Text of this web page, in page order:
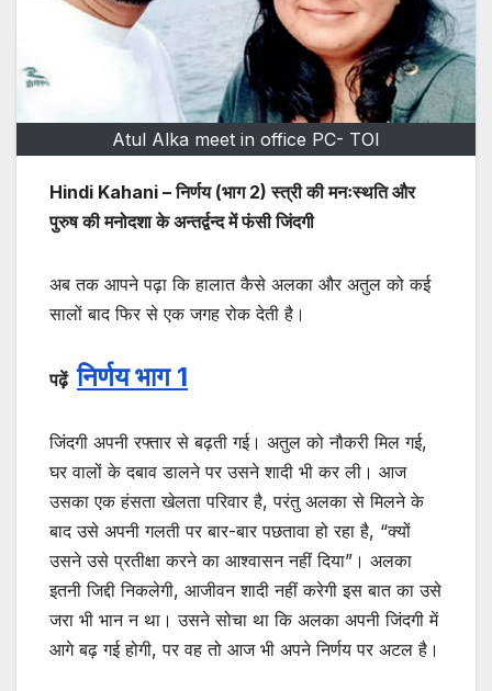
Atul Alka meet in office PC- TOI
Hindi Kahani – निर्णय (भाग 2) स्त्री की मनःस्थति और
पुरुष की मनोदशा के अन्तर्द्वन्द में फंसी जिंदगी
अब तक आपने पढ़ा कि हालात कैसे अलका और अतुल को कई
सालों बाद फिर से एक जगह रोक देती है।
पढ़ेंनिर्णय भाग 1
जिंदगी अपनी रफ्तार से बढ़ती गई। अतुल को नौकरी मिल गई,
घर वालों के दबाव डालने पर उसने शादी भी कर ली। आज
उसका एक हंसता खेलता परिवार है, परंतु अलका से मिलने के
बाद उसे अपनी गलती पर बार-बार पछतावा हो रहा है, “क्यों
उसने उसे प्रतीक्षा करने का आश्वासन नहीं दिया”। अलका
इतनी जिद्दी निकलेगी, आजीवन शादी नहीं करेगी इस बात का उसे
जरा भी भान न था। उसने सोचा था कि अलका अपनी जिंदगी में
आगे बढ़ गई होगी, पर वह तो आज भी अपने निर्णय पर अटल है।